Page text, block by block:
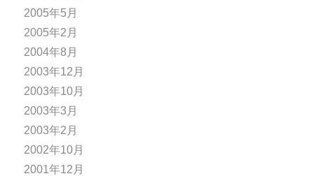
2005年5月
2005年2月
2004年8月
2003年12月
2003年10月
2003年3月
2003年2月
2002年10月
2001年12月